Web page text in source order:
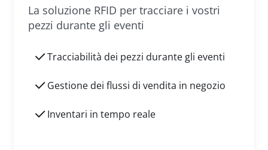
La soluzione RFID per tracciare i vostri
pezzi durante gli eventi
Tracciabilità dei pezzi durante gli eventi
Gestione dei flussi di vendita in negozio
Inventari in tempo reale